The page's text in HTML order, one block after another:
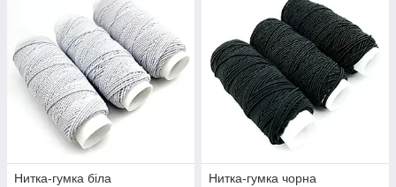
Нитка-гумка біла
Нитка-гумка чорна